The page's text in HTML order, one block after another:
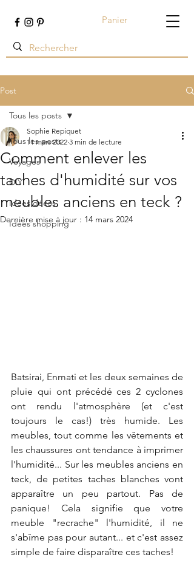
Panier
Post
Tous les posts
Voyages
DIY
Idées décos
Idées shopping
Tous les posts
Comment enlever les
taches d'humidité sur vos
meubles anciens en teck ?
Sophie Repiquet
11 mars 2022 3 min de lecture
Dernière mise à jour : 14 mars 2024
Batsirai, Enmati et les deux semaines de
pluie qui ont précédé ces 2 cyclones
ont rendu l'atmosphère (et c'est
toujours le cas!) très humide. Les
meubles, tout comme les vêtements et
les chaussures ont tendance à imprimer
l'humidité... Sur les meubles anciens en
teck, de petites taches blanches vont
apparaître un peu partout. Pas de
panique! Cela signifie que votre
meuble "recrache" l'humidité, il ne
s'abîme pas pour autant... et c'est assez
simple de faire disparaître ces taches!